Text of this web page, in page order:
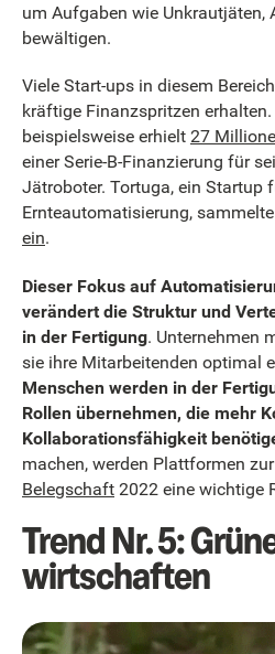
um Aufgaben wie Unkrautjäten,
bewältigen.
Viele Start-ups in diesem
kräftige Finanzspritzen erhalten.
beispielsweise erhielt 27
einer Serie-B-Finanzierung für
Jätroboter. Tortuga, ein Startup
Ernteautomatisierung, sammelte
ein.
Dieser Fokus auf
verändert die Struktur und
in der Fertigung. Unternehmen
sie ihre Mitarbeitenden optimal
Menschen werden in der
Rollen übernehmen, die mehr
Kollaborationsfähigkeit
machen, werden Plattformen zur
Belegschaft 2022 eine wichtige
Trend Nr. 5:
wirtschaften